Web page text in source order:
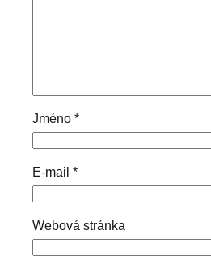
Jméno *
E-mail *
Webová stránka